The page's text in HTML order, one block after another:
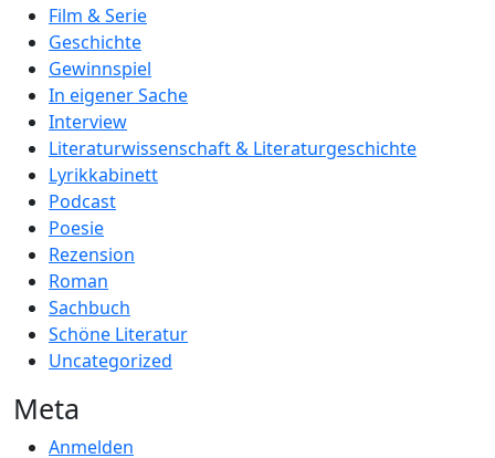
Film & Serie
Geschichte
Gewinnspiel
In eigener Sache
Interview
Literaturwissenschaft & Literaturgeschichte
Lyrikkabinett
Podcast
Poesie
Rezension
Roman
Sachbuch
Schöne Literatur
Uncategorized
Meta
Anmelden